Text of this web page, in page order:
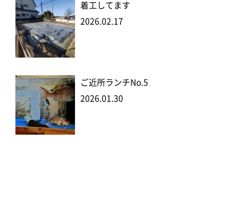
着工してます
2026.02.17
ご近所ランチNo.5
2026.01.30